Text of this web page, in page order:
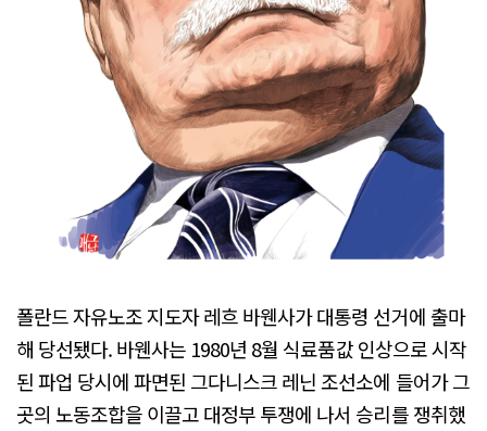
폴란드 자유노조 지도자 레흐 바웬사가 대통령 선거에 출마
해 당선됐다. 바웬사는 1980년 8월 식료품값 인상으로 시작
된 파업 당시에 파면된 그다니스크 레닌 조선소에 들어가 그
곳의 노동조합을 이끌고 대정부 투쟁에 나서 승리를 쟁취했